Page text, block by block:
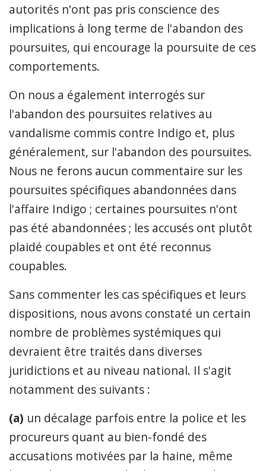
autorités n'ont pas pris conscience des
implications à long terme de l'abandon des
poursuites, qui encourage la poursuite de ces
comportements.
On nous a également interrogés sur
l'abandon des poursuites relatives au
vandalisme commis contre Indigo et, plus
généralement, sur l'abandon des poursuites.
Nous ne ferons aucun commentaire sur les
poursuites spécifiques abandonnées dans
l'affaire Indigo ; certaines poursuites n'ont
pas été abandonnées ; les accusés ont plutôt
plaidé coupables et ont été reconnus
coupables.
Sans commenter les cas spécifiques et leurs
dispositions, nous avons constaté un certain
nombre de problèmes systémiques qui
devraient être traités dans diverses
juridictions et au niveau national. Il s'agit
notamment des suivants :
(a) un décalage parfois entre la police et les
procureurs quant au bien-fondé des
accusations motivées par la haine, même